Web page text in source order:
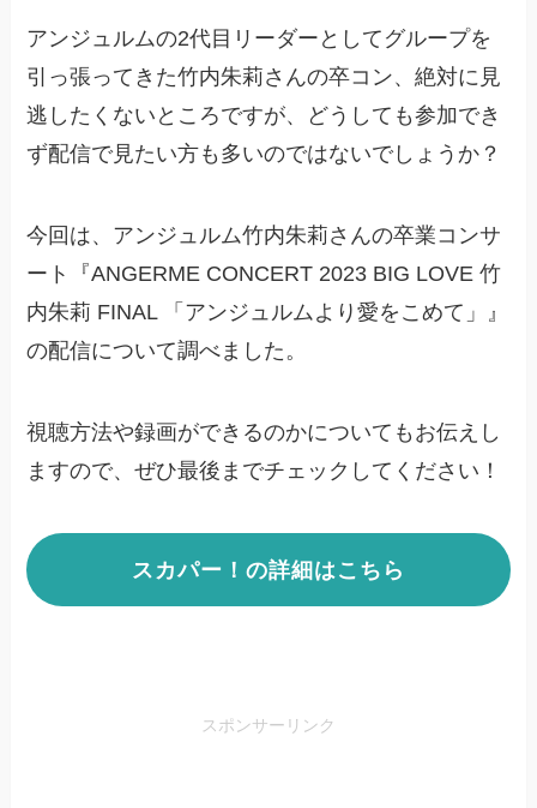
アンジュルムの2代目リーダーとしてグループを
引っ張ってきた竹内朱莉さんの卒コン、絶対に見
逃したくないところですが、どうしても参加でき
ず配信で見たい方も多いのではないでしょうか？
今回は、アンジュルム竹内朱莉さんの卒業コンサ
ート『ANGERME CONCERT 2023 BIG LOVE 竹
内朱莉 FINAL 「アンジュルムより愛をこめて」』
の配信について調べました。
視聴方法や録画ができるのかについてもお伝えし
ますので、ぜひ最後までチェックしてください！
スカパー！の詳細はこちら
スポンサーリンク